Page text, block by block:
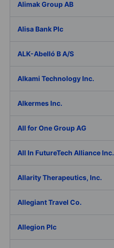
Alimak Group AB
Alisa Bank Plc
ALK-Abelló B A/S
Alkami Technology Inc.
Alkermes Inc.
All for One Group AG
All In FutureTech Alliance Inc.
Allarity Therapeutics, Inc.
Allegiant Travel Co.
Allegion Plc